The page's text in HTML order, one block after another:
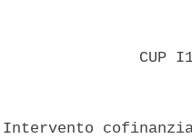
CUP